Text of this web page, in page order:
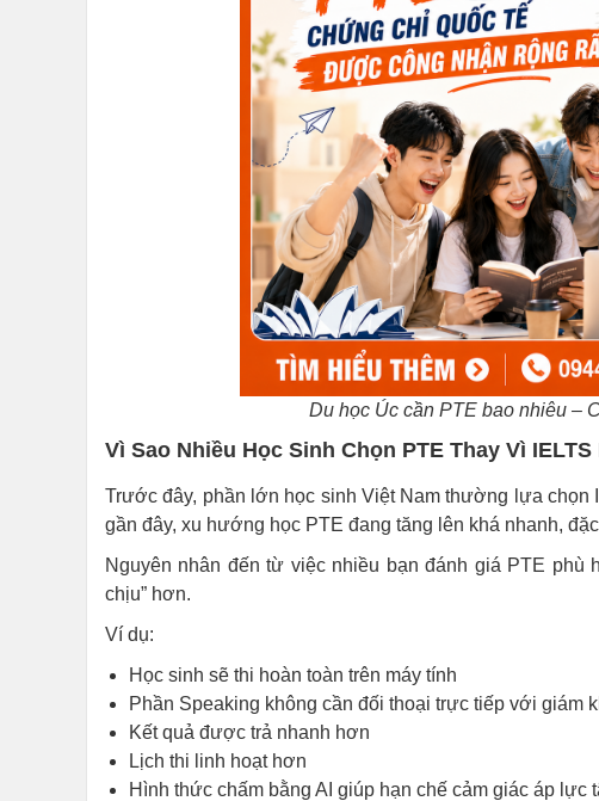
Du học Úc cần PTE bao nhiêu –
Vì Sao Nhiều Học Sinh Chọn PTE Thay Vì
Trước đây, phần lớn học sinh Việt Nam thường lựa chọn
gần đây, xu hướng học PTE đang tăng lên khá nhanh,
Nguyên nhân đến từ việc nhiều bạn đánh giá PTE
chịu” hơn.
Ví dụ:
Học sinh sẽ thi hoàn toàn trên máy tính
Phần Speaking không cần đối thoại trực tiếp với giám
Kết quả được trả nhanh hơn
Lịch thi linh hoạt hơn
Hình thức chấm bằng AI giúp hạn chế cảm giác áp lực